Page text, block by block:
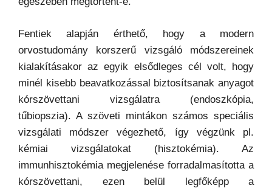
Fentiek alapján érthető, hogy a modern
orvostudomány korszerű vizsgáló módszereinek
kialakításakor az egyik elsődleges cél volt, hogy
minél kisebb beavatkozással biztosítsanak anyagot
kórszövettani vizsgálatra (endoszkópia,
tűbiopszia). A szöveti mintákon számos speciális
vizsgálati módszer végezhető, így végzünk pl.
kémiai vizsgálatokat (hisztokémia). Az
immunhisztokémia megjelenése forradalmasította a
kórszövettani, ezen belül legfőképp a